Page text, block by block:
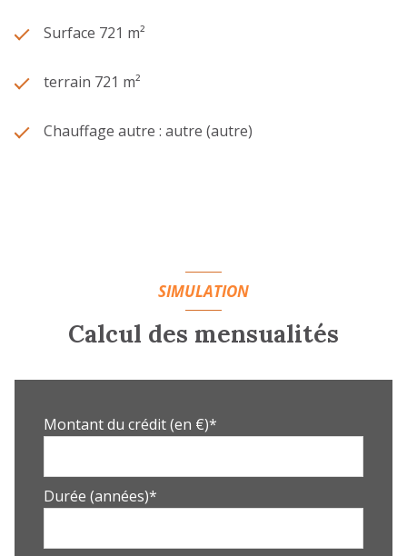
Surface 721 m²
terrain 721 m²
Chauffage autre : autre (autre)
SIMULATION
Calcul des mensualités
Montant du crédit (en €)*
Durée (années)*